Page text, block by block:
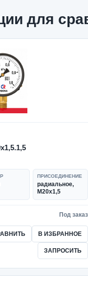
для
ПРИСОЕДИНЕНИЕ
радиальное,
M20x1,5
Под заказ
В ИЗБРАННОЕ
ЗАПРОСИТЬ